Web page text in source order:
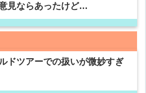
見ならあったけど…
ドツアーでの扱いが微妙すぎ